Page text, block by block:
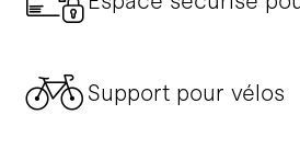
Support pour vélos